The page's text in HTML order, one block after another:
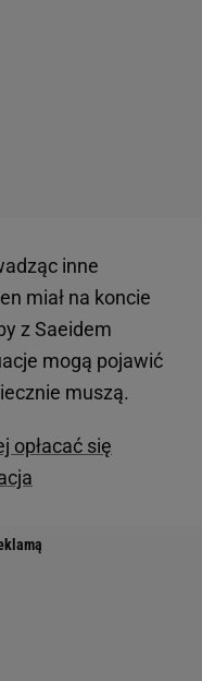
inne
miał na koncie
z Saeidem
mogą pojawić
muszą.
opłacać się